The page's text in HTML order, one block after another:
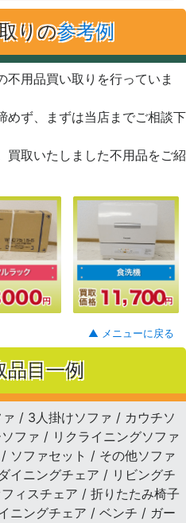
りの参考例
不用品買い取りを行っていま
めず、まずは当店までご相談下
買取いたしました不用品をご紹
▲ メニューに戻る
品目一例
/ 3人掛けソファ / カウチソ
ファ / リクライニングソファ
ソファセット / その他ソファ
イニングチェア / リビングチ
ィスチェア / 折りたたみ椅子
ニングチェア / ベンチ / ガー